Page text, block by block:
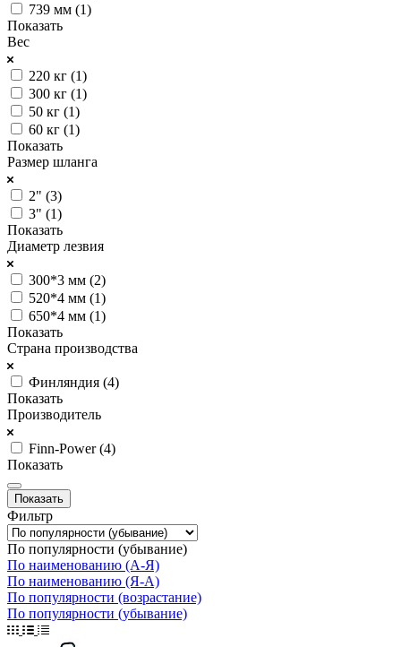
739 мм (1)
Показать
Вес
220 кг (1)
300 кг (1)
50 кг (1)
60 кг (1)
Показать
Размер шланга
2" (3)
3" (1)
Показать
Диаметр лезвия
300*3 мм (2)
520*4 мм (1)
650*4 мм (1)
Показать
Страна производства
Финляндия (4)
Показать
Производитель
Finn-Power (4)
Показать
Фильтр
По популярности (убывание)
По наименованию (А-Я)
По наименованию (Я-А)
По популярности (возрастание)
По популярности (убывание)